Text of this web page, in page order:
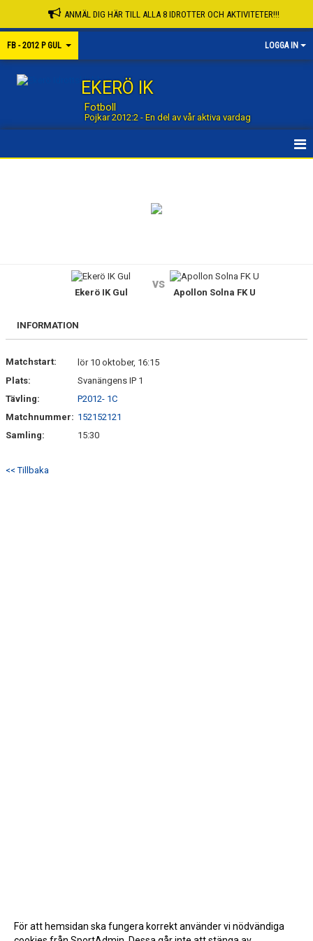
ANMÄL DIG HÄR TILL ALLA 8 IDROTTER OCH AKTIVITETER!!!
FB - 2012 P GUL LOGGA IN
EKERÖ IK
Fotboll
Pojkar 2012:2 - En del av vår aktiva vardag
SPELARE & LEDARE
Ekerö IK Gul
vs
Apollon Solna FK U
INFORMATION
Matchstart:
lör 10 oktober, 16:15
Plats:
Svanängens IP 1
Tävling:
P2012- 1C
Matchnummer: 152152121
Samling:
15:30
<< Tillbaka
För att hemsidan ska fungera korrekt använder vi nödvändiga